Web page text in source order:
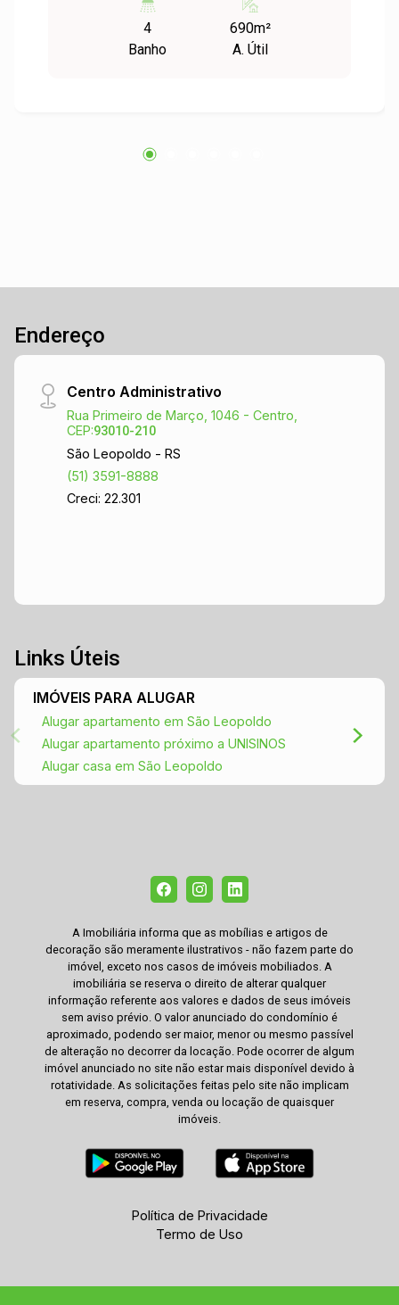
bastante espaço para diversas atividades
comerciais, como supermercados ou outras
lojas de grande porte. O mezanino com duas
às necessidades básicas de clientes e
4
Banho
690m²
A. Útil
Endereço
Centro Administrativo
Rua Primeiro de Março, 1046 - Centro,
CEP:93010-210
São Leopoldo - RS
(51) 3591-8888
Creci: 22.301
Links Úteis
IMÓVEIS PARA ALUGAR
Alugar apartamento em São Leopoldo
Alugar apartamento próximo a UNISINOS
Alugar casa em São Leopoldo
A Imobiliária informa que as mobílias e artigos de
decoração são meramente ilustrativos - não fazem parte do
imóvel, exceto nos casos de imóveis mobiliados. A
imobiliária se reserva o direito de alterar qualquer
informação referente aos valores e dados de seus imóveis
sem aviso prévio. O valor anunciado do condomínio é
aproximado, podendo ser maior, menor ou mesmo passível
de alteração no decorrer da locação. Pode ocorrer de algum
imóvel anunciado no site não estar mais disponível devido à
rotatividade. As solicitações feitas pelo site não implicam
em reserva, compra, venda ou locação de quaisquer
imóveis.
Política de Privacidade
Termo de Uso